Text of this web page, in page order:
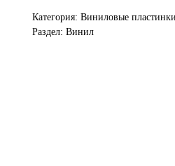
Категория: Виниловые
Раздел: Винил